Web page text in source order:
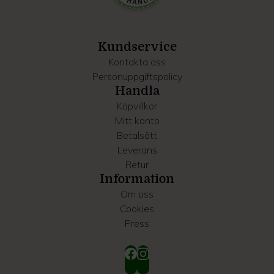
information som du har tillhandahållit eller som de har
Kundservice
Kontakta oss
Personuppgiftspolicy
Handla
Köpvillkor
Mitt konto
Betalsätt
Leverans
Retur
Information
Om oss
Cookies
Press